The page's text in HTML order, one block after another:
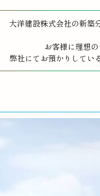
大洋建設株式会社の新築
お客様に理想
弊社にてお預かりしてい